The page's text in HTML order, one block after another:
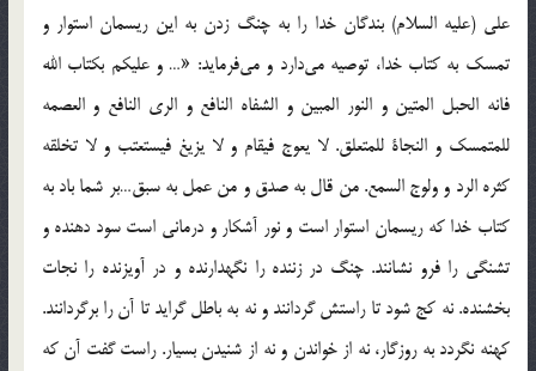
علي‌ (علیه السلام) بندگان‌ خدا را به‌ چنگ‌ زدن‌ به‌ اين‌ ريسمان‌ استوار و
تمسك‌ به‌ كتاب‌ خدا، توصيه‌ مي‌دارد و مي‌فرمايد: «… و عليكم‌ بكتاب‌ الله‌
فانه‌ الحبل‌ المتين‌ و النور المبين‌ و الشفاه‌ النافع‌ و الري‌ النافع‌ و العصمه‌
للمتمسك‌ و النجاة‌ للمتعلق‌. لا يعوج‌ فيقام‌ و لا يزيغ‌ فيستعتب‌ و لا تخلقه‌
كثره‌ الرد و ولوج‌ السمع‌. من‌ قال‌ به‌ صدق‌ و من‌ عمل‌ به‌ سبق‌…بر شما باد به‌
كتاب‌ خدا كه‌ ريسمان‌ استوار است‌ و نور آشكار و درماني‌ است‌ سود دهنده‌ و
تشنگي‌ را فرو نشانند. چنگ‌ در زننده‌ را نگهدارنده‌ و در آويزنده‌ را نجات‌
بخشنده‌. نه‌ كج‌ شود تا راستش‌ گردانند و نه‌ به‌ باطل‌ گرايد تا آن‌ را برگردانند.
كهنه‌ نگردد به‌ روزگار، نه‌ از خواندن‌ و نه‌ از شنيدن‌ بسيار. راست‌ گفت‌ آن‌ كه‌